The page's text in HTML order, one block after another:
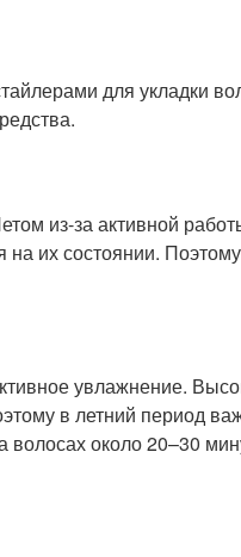
для укладки
из-за активной
на их состоянии.
увлажнение.
в летний период
около 20–30